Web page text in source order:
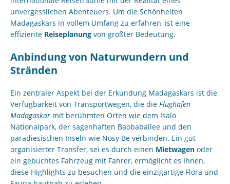
unvergesslichen Abenteuers. Um die Schönheiten
Madagaskars in vollem Umfang zu erfahren, ist eine
effiziente Reiseplanung von größter Bedeutung.
Anbindung von Naturwundern und
Stränden
Ein zentraler Aspekt bei der Erkundung Madagaskars ist die
Verfügbarkeit von Transportwegen, die die Flughäfen
Madagaskar mit berühmten Orten wie dem Isalo
Nationalpark, der sagenhaften Baobaballee und den
paradiesischen Inseln wie Nosy Be verbinden. Ein gut
organisierter Transfer, sei es durch einen Mietwagen oder
ein gebuchtes Fahrzeug mit Fahrer, ermöglicht es Ihnen,
diese Highlights zu besuchen und die einzigartige Flora und